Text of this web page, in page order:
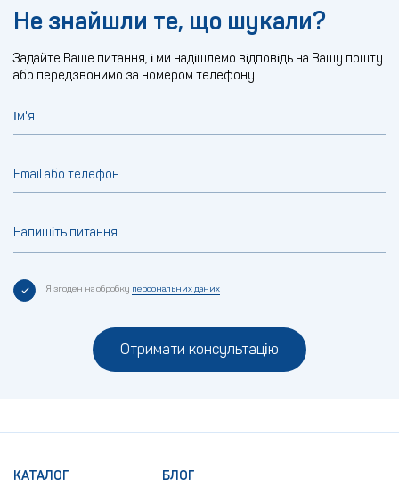
Не знайшли те, що шукали?
Задайте Ваше питання, і ми надішлемо відповідь на Вашу пошту
або передзвонимо за номером телефону
Ім'я
Email або телефон
Напишіть питання
Я згоден на обробку персональних даних
Отримати консультацію
КАТАЛОГ БЛОГ